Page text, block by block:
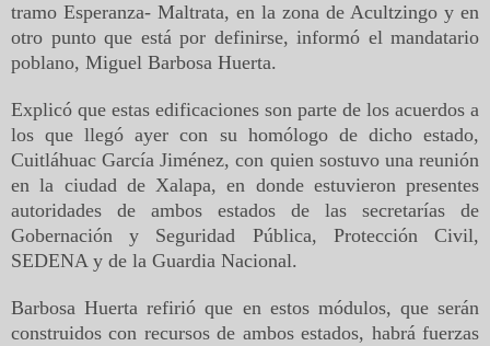
tramo Esperanza- Maltrata, en la zona de Acultzingo y en
otro punto que está por definirse, informó el mandatario
poblano, Miguel Barbosa Huerta.
Explicó que estas edificaciones son parte de los acuerdos a
los que llegó ayer con su homólogo de dicho estado,
Cuitláhuac García Jiménez, con quien sostuvo una reunión
en la ciudad de Xalapa, en donde estuvieron presentes
autoridades de ambos estados de las secretarías de
Gobernación y Seguridad Pública, Protección Civil,
SEDENA y de la Guardia Nacional.
Barbosa Huerta refirió que en estos módulos, que serán
construidos con recursos de ambos estados, habrá fuerzas